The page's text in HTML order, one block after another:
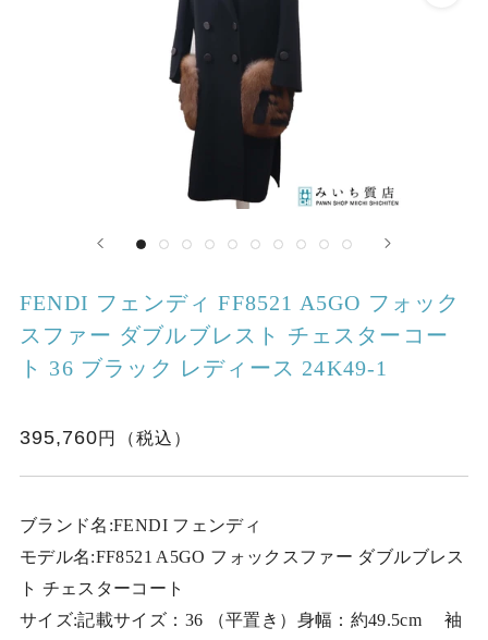
FENDI フェンディ FF8521 A5GO フォック
スファー ダブルブレスト チェスターコー
ト 36 ブラック レディース 24K49-1
395,760
ブランド名:FENDI フェンディ
モデル名:FF8521 A5GO フォックスファー ダブルブレス
ト チェスターコート
サイズ:記載サイズ：36 （平置き）身幅：約49.5cm 袖